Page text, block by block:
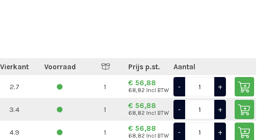
Vierkant Voorraad Prijs p.st. Aantal
2.7 1 € 56,88
68,82 Incl BTW - +
3.4 1 € 56,88
68,82 Incl BTW - +
4.9 1 € 56,88
68,82 Incl BTW - +